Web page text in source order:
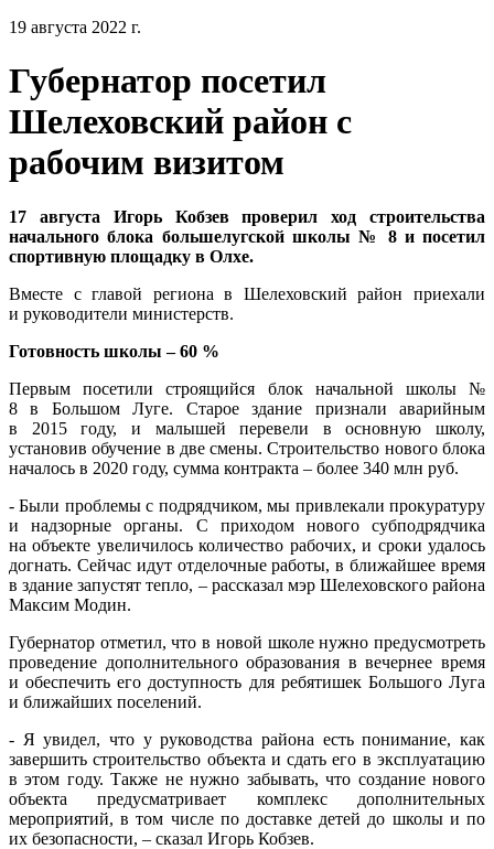
19 августа 2022 г.
Губернатор посетил
Шелеховский район с
рабочим визитом
17 августа Игорь Кобзев проверил ход строительства
начального блока большелугской школы № 8 и посетил
спортивную площадку в Олхе.
Вместе с главой региона в Шелеховский район приехали
и руководители министерств.
Готовность школы – 60 %
Первым посетили строящийся блок начальной школы №
8 в Большом Луге. Старое здание признали аварийным
в 2015 году, и малышей перевели в основную школу,
установив обучение в две смены. Строительство нового блока
началось в 2020 году, сумма контракта – более 340 млн руб.
- Были проблемы с подрядчиком, мы привлекали прокуратуру
и надзорные органы. С приходом нового субподрядчика
на объекте увеличилось количество рабочих, и сроки удалось
догнать. Сейчас идут отделочные работы, в ближайшее время
в здание запустят тепло, – рассказал мэр Шелеховского района
Максим Модин.
Губернатор отметил, что в новой школе нужно предусмотреть
проведение дополнительного образования в вечернее время
и обеспечить его доступность для ребятишек Большого Луга
и ближайших поселений.
- Я увидел, что у руководства района есть понимание, как
завершить строительство объекта и сдать его в эксплуатацию
в этом году. Также не нужно забывать, что создание нового
объекта предусматривает комплекс дополнительных
мероприятий, в том числе по доставке детей до школы и по
их безопасности, – сказал Игорь Кобзев.